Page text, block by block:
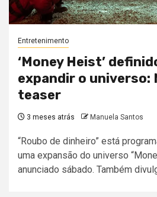
Entretenimento
‘Money Heist’
expandir o universo:
teaser
3 meses atrás Manuela Santos
“Roubo de dinheiro” está
uma expansão do universo
anunciado sábado. Também